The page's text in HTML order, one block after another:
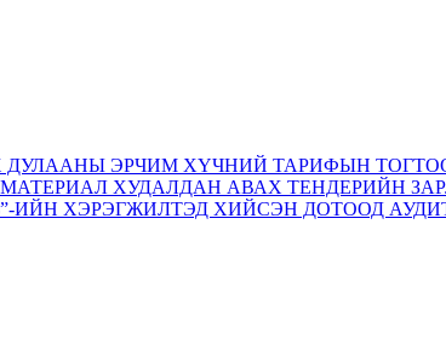
ЭРЧИМ ХҮЧНИЙ ТАРИФЫН
ХУДАЛДАН АВАХ ТЕНДЕРИЙН
ИЙН ХЭРЭГЖИЛТЭД ХИЙСЭН ДОТООД